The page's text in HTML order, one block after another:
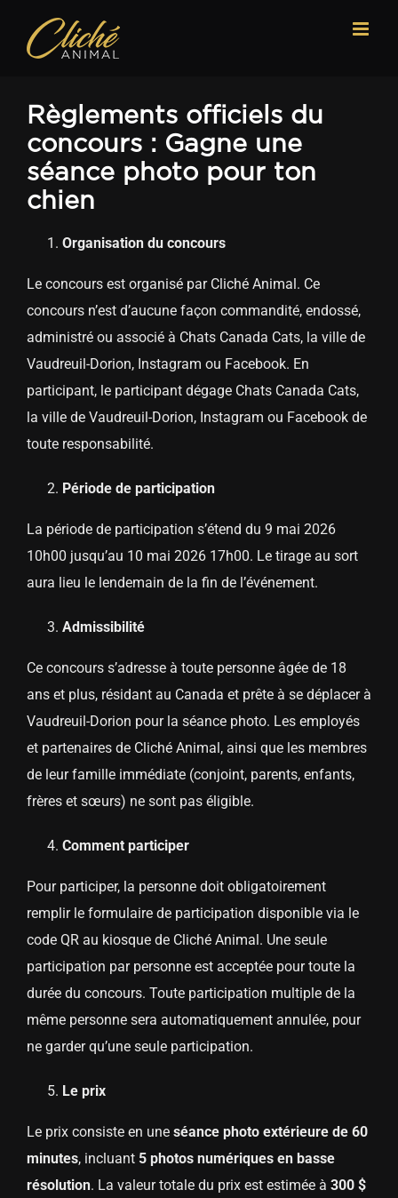
Règlements officiels du
concours : Gagne une
séance photo pour ton
chien
Organisation du concours
Le concours est organisé par Cliché Animal. Ce
concours n’est d’aucune façon commandité, endossé,
administré ou associé à Chats Canada Cats, la ville de
Vaudreuil-Dorion, Instagram ou Facebook. En
participant, le participant dégage Chats Canada Cats,
la ville de Vaudreuil-Dorion, Instagram ou Facebook de
toute responsabilité.
Période de participation
La période de participation s’étend du 9 mai 2026
10h00 jusqu’au 10 mai 2026 17h00. Le tirage au sort
aura lieu le lendemain de la fin de l’événement.
Admissibilité
Ce concours s’adresse à toute personne âgée de 18
ans et plus, résidant au Canada et prête à se déplacer à
Vaudreuil-Dorion pour la séance photo. Les employés
et partenaires de Cliché Animal, ainsi que les membres
de leur famille immédiate (conjoint, parents, enfants,
frères et sœurs) ne sont pas éligible.
Comment participer
Pour participer, la personne doit obligatoirement
remplir le formulaire de participation disponible via le
code QR au kiosque de Cliché Animal. Une seule
participation par personne est acceptée pour toute la
durée du concours. Toute participation multiple de la
même personne sera automatiquement annulée, pour
ne garder qu’une seule participation.
Le prix
Le prix consiste en une séance photo extérieure de 60
minutes, incluant 5 photos numériques en basse
résolution. La valeur totale du prix est estimée à 300 $